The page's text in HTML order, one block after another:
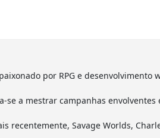
por RPG e desenvolvimento
a mestrar campanhas
recentemente, Savage Worlds,